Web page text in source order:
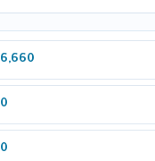
6,660 ر.س
0 ر.س
0 ر.س